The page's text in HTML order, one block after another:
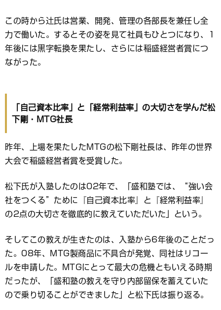
この時から辻氏は営業、開発、管理の各部長を兼任し全
力で働いた。するとその姿を見て社員もひとつになり、1
年後には黒字転換を果たし、さらには稲盛経営者賞につ
ながった。
「自己資本比率」と「経常利益率」の大切さを学んだ松
下剛・MTG社長
昨年、上場を果たしたMTGの松下剛社長は、昨年の世界
大会で稲盛経営者賞を受賞した。
松下氏が入塾したのは02年で、「盛和塾では、“強い会
社をつくる”ために『自己資本比率』と『経常利益率』
の2点の大切さを徹底的に教えていただいた」という。
そしてこの教えが生きたのは、入塾から6年後のことだっ
た。08年、MTG製商品に不具合が発覚、同社はリコー
ルを申請した。MTGにとって最大の危機ともいえる時期
だったが、「盛和塾の教えを守り内部留保を蓄えていた
ので乗り切ることができました」と松下氏は振り返る。